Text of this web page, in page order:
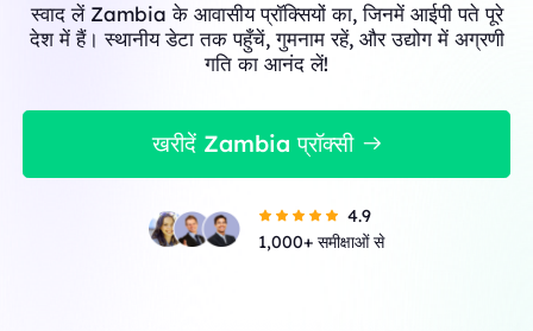
स्वाद लें Zambia के आवासीय प्रॉक्सियों का, जिनमें आईपी पते पूरे
देश में हैं। स्थानीय डेटा तक पहुँचें, गुमनाम रहें, और उद्योग में अग्रणी
गति का आनंद लें!
खरीदें Zambia प्रॉक्सी
4.9
1,000+ समीक्षाओं से